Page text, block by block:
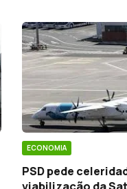
ECONOMIA
PSD pede